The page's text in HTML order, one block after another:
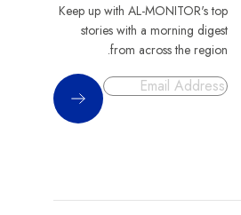
Keep up with AL-MONITOR's top
stories with a morning digest
from across the region.
Sign Up